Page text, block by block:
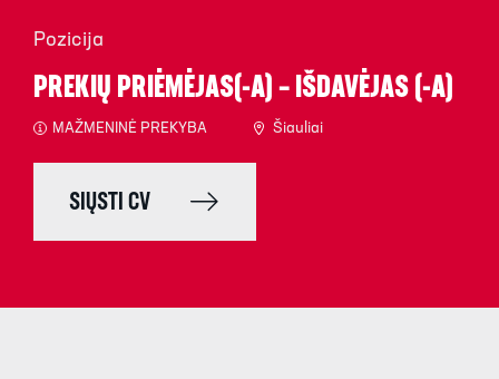
Pozicija
PREKIŲ PRIĖMĖJAS(-A) – IŠDAVĖJAS (-A)
MAŽMENINĖ PREKYBA Šiauliai
SIŲSTI CV